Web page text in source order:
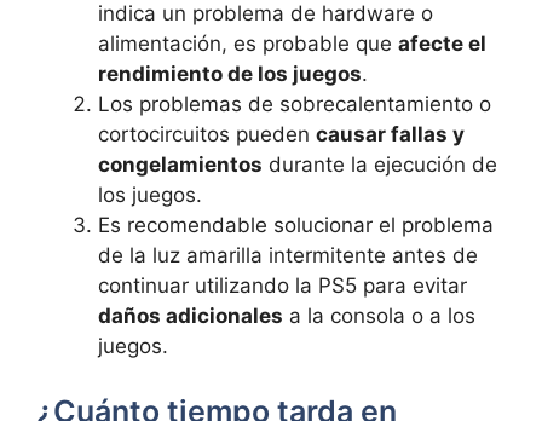
indica un ‍problema ‍de ⁤hardware o
alimentación, ‍es probable que afecte el
rendimiento de ⁢los juegos.
Los ⁢problemas‌ de sobrecalentamiento o
cortocircuitos‌ pueden causar fallas y⁣
congelamientos durante la ejecución de
los juegos.
Es recomendable solucionar el problema
de ‍la luz amarilla intermitente antes de
continuar utilizando la PS5 para evitar⁤
daños‍ adicionales a la consola ⁣o a los
juegos.
¿Cuánto⁤ tiempo tarda en